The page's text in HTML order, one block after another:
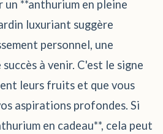
**anthurium en pleine
luxuriant suggère
personnel, une
à venir. C'est le signe
leurs fruits et que vous
aspirations profondes. Si
en cadeau**, cela peut